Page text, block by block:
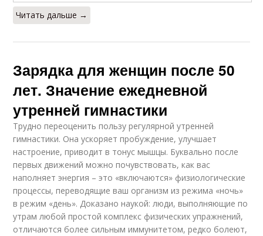
Читать дальше →
Зарядка для женщин после 50
лет. Значение ежедневной
утренней гимнастики
Трудно переоценить пользу регулярной утренней
гимнастики. Она ускоряет пробуждение, улучшает
настроение, приводит в тонус мышцы. Буквально после
первых движений можно почувствовать, как вас
наполняет энергия – это «включаются» физиологические
процессы, переводящие ваш организм из режима «ночь»
в режим «день». Доказано наукой: люди, выполняющие по
утрам любой простой комплекс физических упражнений,
отличаются более сильным иммунитетом, редко болеют,